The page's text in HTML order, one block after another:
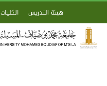
هيئة التدريس الكليات